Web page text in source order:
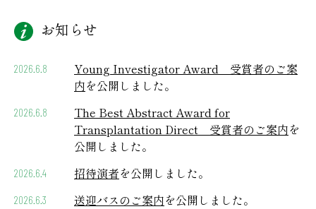
お知らせ
2026.6.8
Young Investigator Award 受賞者のご案
内を公開しました。
2026.6.8
The Best Abstract Award for
Transplantation Direct 受賞者のご案内を
公開しました。
2026.6.4 招待演者を公開しました。
2026.6.3 送迎バスのご案内を公開しました。